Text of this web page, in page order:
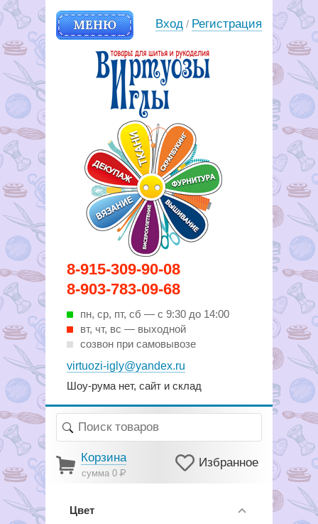
8-915-309-90-08
8-903-783-09-68
пн, ср, пт, cб — с 9:30 до 14:00
вт, чт, вс — выходной
созвон при самовывозе
virtuozi-igly@yandex.ru
Шоу-рума нет, сайт и склад
МЕНЮ
Вирутозы иглы. Товары для
шитья и рукоделья
Вход / Регистрация
Корзина
сумма 0Р
Избранное
Цвет